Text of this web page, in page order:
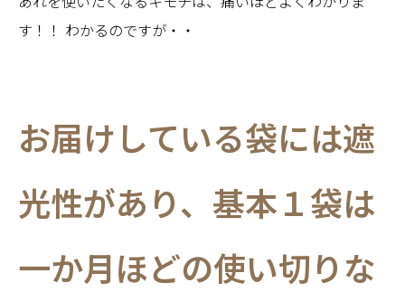
す！！ わかるのですが・・
お届けしている袋には遮
光性があり、基本１袋は
一か月ほどの使い切りな